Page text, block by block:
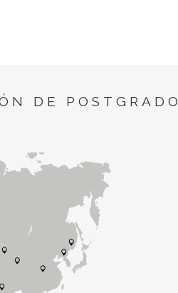
DE POSTGRADO